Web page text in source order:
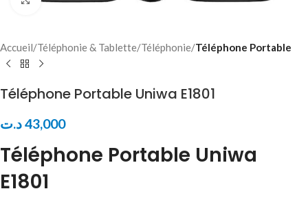
Accueil Téléphonie & Tablette Téléphonie Téléphone Portable
Téléphone Portable Uniwa E1801
43,000د.ت
Téléphone Portable Uniwa
E1801